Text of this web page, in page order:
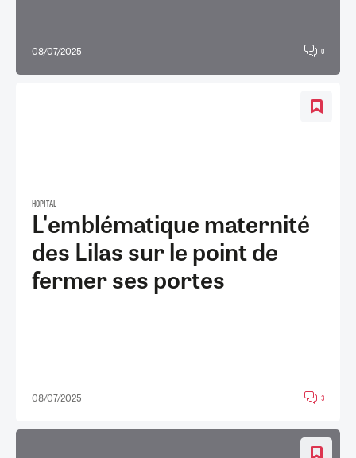
08/07/2025 0
HÔPITAL
L'emblématique maternité
des Lilas sur le point de
fermer ses portes
08/07/2025 3